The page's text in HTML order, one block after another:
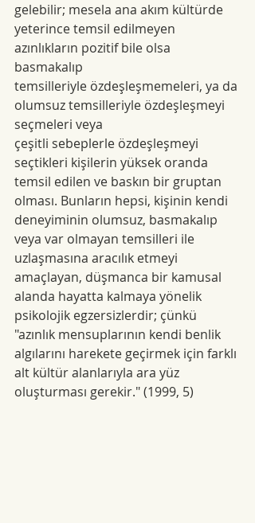
gelebilir; mesela ana akım kültürde
yeterince temsil edilmeyen
azınlıkların pozitif bile olsa
basmakalıp
temsilleriyle özdeşleşmemeleri, ya da
olumsuz temsilleriyle özdeşleşmeyi
seçmeleri veya
çeşitli sebeplerle özdeşleşmeyi
seçtikleri kişilerin yüksek oranda
temsil edilen ve baskın bir gruptan
olması. Bunların hepsi, kişinin kendi
deneyiminin olumsuz, basmakalıp
veya var olmayan temsilleri ile
uzlaşmasına aracılık etmeyi
amaçlayan, düşmanca bir kamusal
alanda hayatta kalmaya yönelik
psikolojik egzersizlerdir; çünkü
"azınlık mensuplarının kendi benlik
algılarını harekete geçirmek için farklı
alt kültür alanlarıyla ara yüz
oluşturması gerekir." (1999, 5)